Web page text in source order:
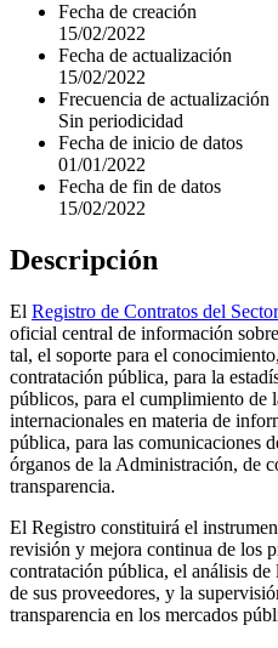
Fecha de creación
15/02/2022
Fecha de actualización
15/02/2022
Frecuencia de actualización
Sin periodicidad
Fecha de inicio de datos
01/01/2022
Fecha de fin de datos
15/02/2022
Descripción
El Registro de Contratos del
oficial central de información
tal, el soporte para el
contratación pública, para la
públicos, para el cumplimiento de
internacionales en materia de
pública, para las comunicaciones
órganos de la Administración, de
transparencia.
El Registro constituirá el
revisión y mejora continua de los
contratación pública, el análisis
de sus proveedores, y la
transparencia en los mercados